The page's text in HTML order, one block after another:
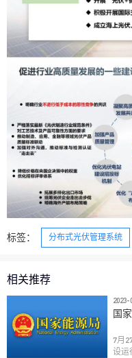
标签： 分布式光伏管理系统
相关推荐
2023-
国
7月
设运